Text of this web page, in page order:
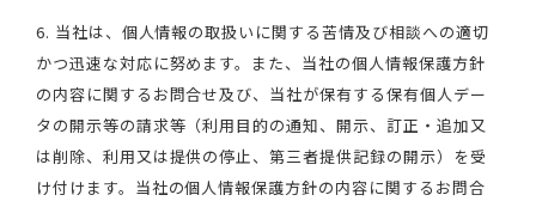
6. 当社は、個人情報の取扱いに関する苦情及び相談への適切
かつ迅速な対応に努めます。また、当社の個人情報保護方針
の内容に関するお問合せ及び、当社が保有する保有個人デー
タの開示等の請求等（利用目的の通知、開示、訂正・追加又
は削除、利用又は提供の停止、第三者提供記録の開示）を受
け付けます。当社の個人情報保護方針の内容に関するお問合